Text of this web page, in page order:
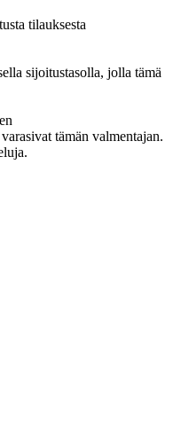
tilauksesta
sijoitustasolla, jolla tämä
tämän valmentajan.